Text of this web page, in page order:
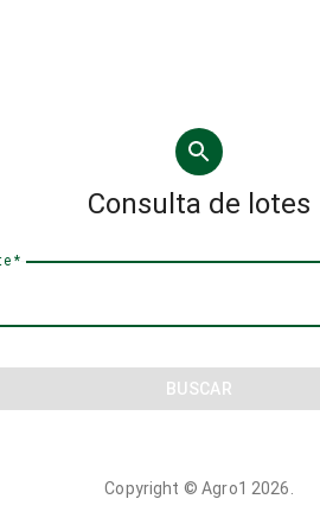
Consulta de lotes
*
BUSCAR
Copyright ©Agro1 2026.